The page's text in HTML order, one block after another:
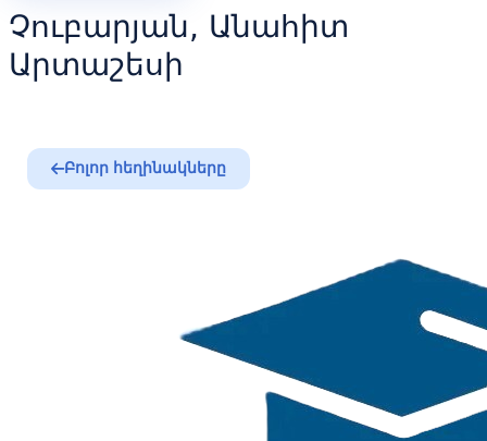
Չուբարյան, Անահիտ
Արտաշեսի
Բոլոր հեղինակները